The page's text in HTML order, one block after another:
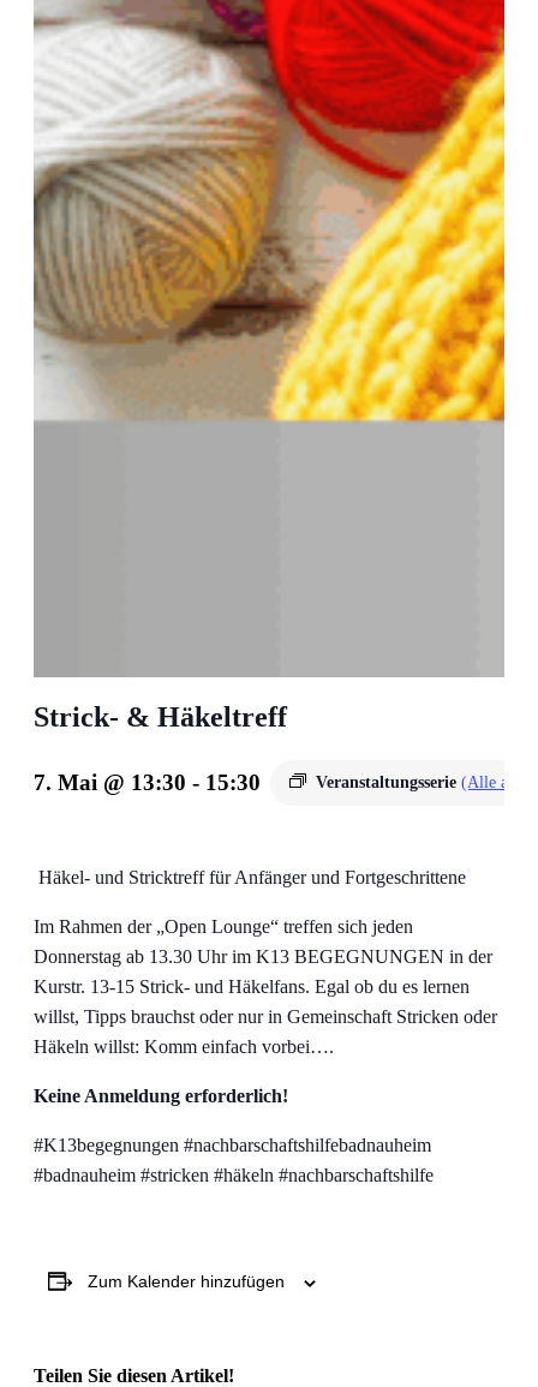
Strick- & Häkeltreff
7. Mai @ 13:30 - 15:30 Veranstaltungsserie (Alle
Häkel- und Stricktreff für Anfänger und Fortgeschrittene
Im Rahmen der „Open Lounge“ treffen sich jeden
Donnerstag ab 13.30 Uhr im K13 BEGEGNUNGEN in der
Kurstr. 13-15 Strick- und Häkelfans. Egal ob du es lernen
willst, Tipps brauchst oder nur in Gemeinschaft Stricken oder
Häkeln willst: Komm einfach vorbei….
Keine Anmeldung erforderlich!
#K13begegnungen #nachbarschaftshilfebadnauheim
#badnauheim #stricken #häkeln #nachbarschaftshilfe
Zum Kalender hinzufügen
Teilen Sie diesen Artikel!